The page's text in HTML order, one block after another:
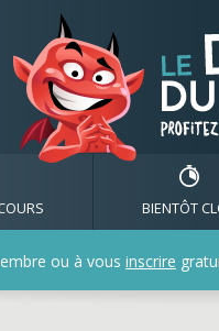
-
BIENTÔT
ou à vous inscrire